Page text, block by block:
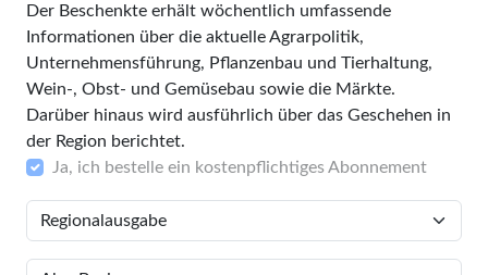
Der Beschenkte erhält wöchentlich umfassende
Informationen über die aktuelle Agrarpolitik,
Unternehmensführung, Pflanzenbau und Tierhaltung,
Wein-, Obst- und Gemüsebau sowie die Märkte.
Darüber hinaus wird ausführlich über das Geschehen in
der Region berichtet.
Ja, ich bestelle ein kostenpflichtiges Abonnement